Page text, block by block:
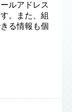
ルアドレス
。また、組
る情報も個